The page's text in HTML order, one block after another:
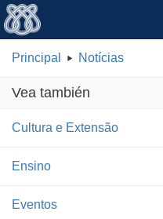
Principal Notícias
Vea también
Cultura e Extensão
Ensino
Eventos